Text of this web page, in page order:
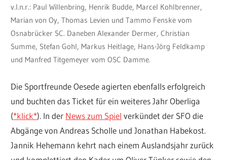
v.l.n.r.: Paul Willenbring, Henrik Budde, Marcel Kohlbrenner,
Marian von Oy, Thomas Levien und Tammo Fenske vom
Osnabrücker SC. Daneben Alexander Dermer, Christian
Summe, Stefan Gohl, Markus Heitlage, Hans-Jörg Feldkamp
und Manfred Titgemeyer vom OSC Damme.
Die Sportfreunde Oesede agierten ebenfalls erfolgreich
und buchten das Ticket für ein weiteres Jahr Oberliga
(*klick*). In der News zum Spiel verkündet der SFO die
Abgänge von Andreas Scholle und Jonathan Habekost.
Jannik Hehemann kehrt nach einem Auslandsjahr zurück